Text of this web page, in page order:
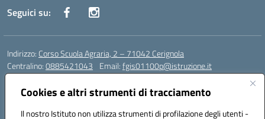
Cookies e altri strumenti di tracciamento
Il nostro Istituto non utilizza strumenti di profilazione degli utenti -
Seguici su:
Indirizzo: Corso Scuola Agraria, 2 – 71042 Cerignola
Centralino:0885421043 Email:fgis01100p@istruzione.it
Posta elettronica certificata (PEC):
Codice fiscale: 00318650710
Codice meccanografico:fgis01100p